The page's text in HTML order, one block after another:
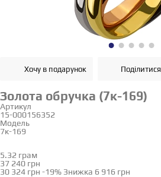
Хочу в подарунок Поділитися
Золота обручка (7к-169)
Артикул
15-000156352
Модель
7к-169
5.32 грам
37 240 грн
30 324 грн -19% Знижка 6 916 грн